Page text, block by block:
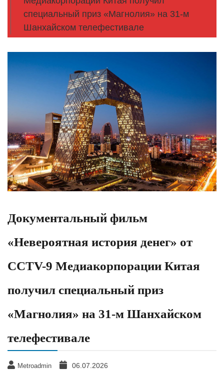
специальный приз «Магнолия» на 31-м
Шанхайском телефестивале
Документальный фильм
«Невероятная история денег» от
CCTV-9 Медиакорпорации Китая
получил специальный приз
«Магнолия» на 31-м Шанхайском
телефестивале
Metroadmin 06.07.2026